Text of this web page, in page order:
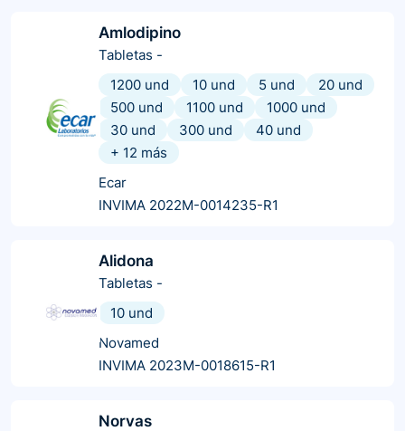
Amlodipino
Tabletas -
1200 und
10 und 5 und
20 und
500 und
1100 und
1000 und
30 und
300 und
40 und
+ 12 más
Ecar
INVIMA 2022M-0014235-R1
Alidona
Tabletas -
10 und
Novamed
INVIMA 2023M-0018615-R1
Norvas